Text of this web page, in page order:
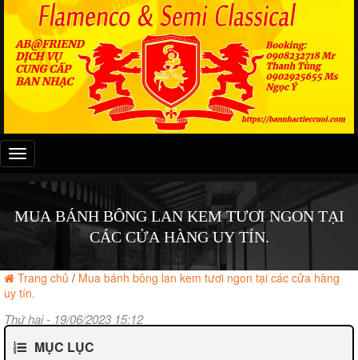
Đây
là
menu
MUA BÁNH BÔNG LAN KEM TƯƠI NGON TẠI
CÁC CỬA HÀNG UY TÍN.
Trang chủ / Mua bánh bông lan kem tươi ngon tại các cửa hàng
uy tín.
Thứ hai - 19/06/2023 15:12
MỤC LỤC